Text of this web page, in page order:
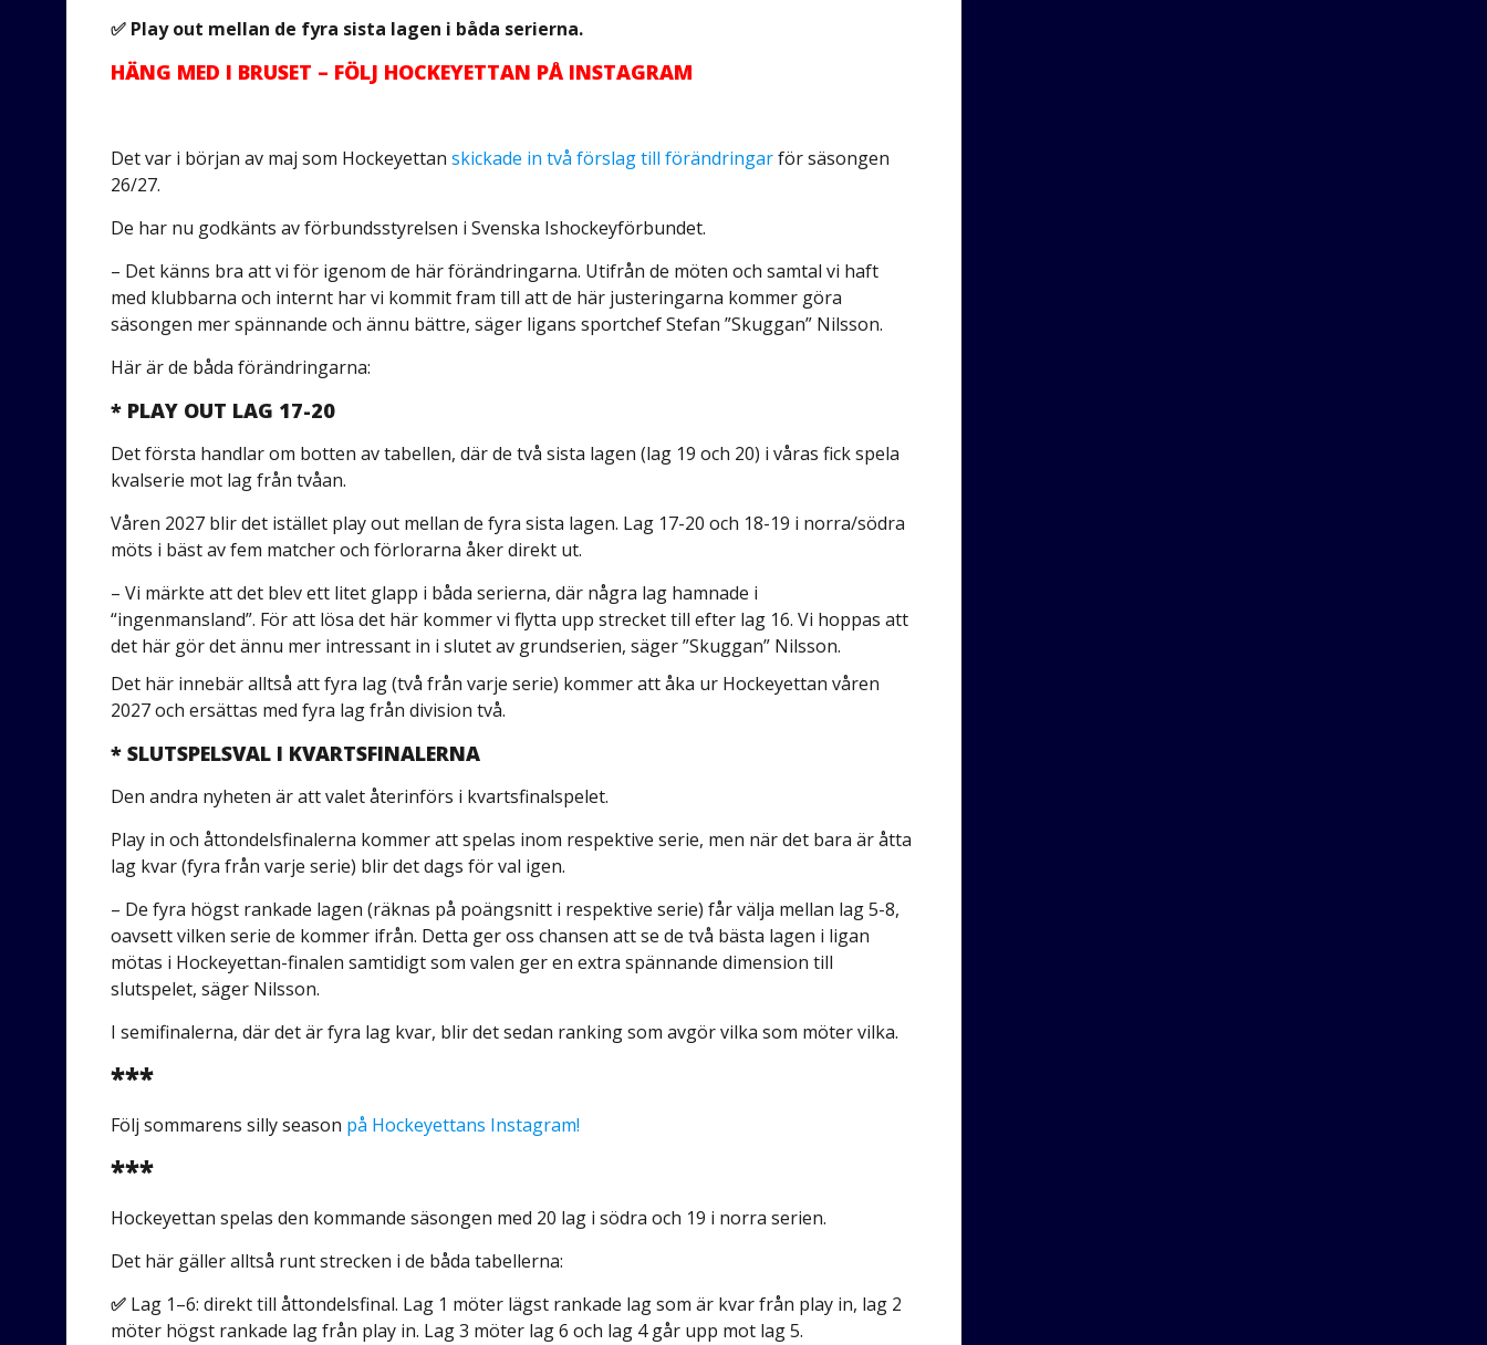
✅ Play out mellan de fyra sista lagen i båda serierna.
HÄNG MED I BRUSET – FÖLJ HOCKEYETTAN PÅ INSTAGRAM
Det var i början av maj som Hockeyettan skickade in två förslag till förändringarför säsongen
26/27.
De har nu godkänts av förbundsstyrelsen i Svenska Ishockeyförbundet.
– Det känns bra att vi för igenom de här förändringarna. Utifrån de möten och samtal vi haft
med klubbarna och internt har vi kommit fram till att de här justeringarna kommer göra
säsongen mer spännande och ännu bättre, säger ligans sportchef Stefan ”Skuggan” Nilsson.
Här är de båda förändringarna:
* PLAY OUT LAG 17-20
Det första handlar om botten av tabellen, där de två sista lagen (lag 19 och 20) i våras fick spela
kvalserie mot lag från tvåan.
Våren 2027 blir det istället play out mellan de fyra sista lagen. Lag 17-20 och 18-19 i norra/södra
möts i bäst av fem matcher och förlorarna åker direkt ut.
– Vi märkte att det blev ett litet glapp i båda serierna, där några lag hamnade i
“ingenmansland”. För att lösa det här kommer vi flytta upp strecket till efter lag 16. Vi hoppas att
det här gör det ännu mer intressant in i slutet av grundserien, säger ”Skuggan” Nilsson.
Det här innebär alltså att fyra lag (två från varje serie) kommer att åka ur Hockeyettan våren
2027 och ersättas med fyra lag från division två.
* SLUTSPELSVAL I KVARTSFINALERNA
Den andra nyheten är att valet återinförs i kvartsfinalspelet.
Play in och åttondelsfinalerna kommer att spelas inom respektive serie, men när det bara är åtta
lag kvar (fyra från varje serie) blir det dags för val igen.
– De fyra högst rankade lagen (räknas på poängsnitt i respektive serie) får välja mellan lag 5-8,
oavsett vilken serie de kommer ifrån. Detta ger oss chansen att se de två bästa lagen i ligan
mötas i Hockeyettan-finalen samtidigt som valen ger en extra spännande dimension till
slutspelet, säger Nilsson.
I semifinalerna, där det är fyra lag kvar, blir det sedan ranking som avgör vilka som möter vilka.
***
Följ sommarens silly season på Hockeyettans Instagram!
***
Hockeyettan spelas den kommande säsongen med 20 lag i södra och 19 i norra serien.
Det här gäller alltså runt strecken i de båda tabellerna:
✅ Lag 1–6: direkt till åttondelsfinal. Lag 1 möter lägst rankade lag som är kvar från play in, lag 2
möter högst rankade lag från play in. Lag 3 möter lag 6 och lag 4 går upp mot lag 5.